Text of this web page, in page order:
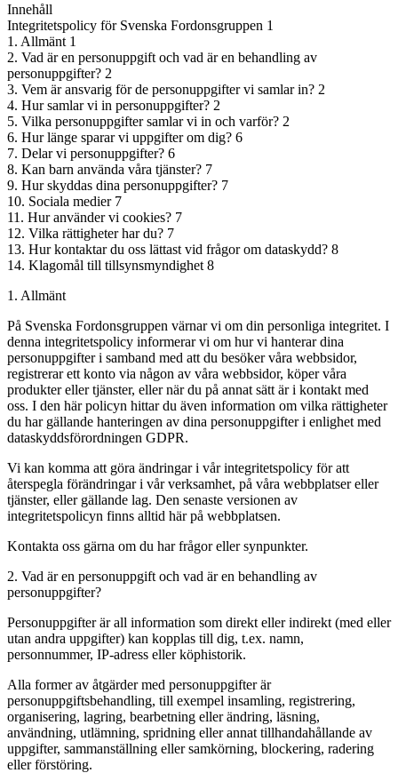
Innehåll
Integritetspolicy för Svenska Fordonsgruppen 1
1. Allmänt 1
2. Vad är en personuppgift och vad är en behandling av
personuppgifter? 2
3. Vem är ansvarig för de personuppgifter vi samlar in? 2
4. Hur samlar vi in personuppgifter? 2
5. Vilka personuppgifter samlar vi in och varför? 2
6. Hur länge sparar vi uppgifter om dig? 6
7. Delar vi personuppgifter? 6
8. Kan barn använda våra tjänster? 7
9. Hur skyddas dina personuppgifter? 7
10. Sociala medier 7
11. Hur använder vi cookies? 7
12. Vilka rättigheter har du? 7
13. Hur kontaktar du oss lättast vid frågor om dataskydd? 8
14. Klagomål till tillsynsmyndighet 8
1. Allmänt
På Svenska Fordonsgruppen värnar vi om din personliga integritet. I
denna integritetspolicy informerar vi om hur vi hanterar dina
personuppgifter i samband med att du besöker våra webbsidor,
registrerar ett konto via någon av våra webbsidor, köper våra
produkter eller tjänster, eller när du på annat sätt är i kontakt med
oss. I den här policyn hittar du även information om vilka rättigheter
du har gällande hanteringen av dina personuppgifter i enlighet med
dataskyddsförordningen GDPR.
Vi kan komma att göra ändringar i vår integritetspolicy för att
återspegla förändringar i vår verksamhet, på våra webbplatser eller
tjänster, eller gällande lag. Den senaste versionen av
integritetspolicyn finns alltid här på webbplatsen.
Kontakta oss gärna om du har frågor eller synpunkter.
2. Vad är en personuppgift och vad är en behandling av
personuppgifter?
Personuppgifter är all information som direkt eller indirekt (med eller
utan andra uppgifter) kan kopplas till dig, t.ex. namn,
personnummer, IP-adress eller köphistorik.
Alla former av åtgärder med personuppgifter är
personuppgiftsbehandling, till exempel insamling, registrering,
organisering, lagring, bearbetning eller ändring, läsning,
användning, utlämning, spridning eller annat tillhandahållande av
uppgifter, sammanställning eller samkörning, blockering, radering
eller förstöring.